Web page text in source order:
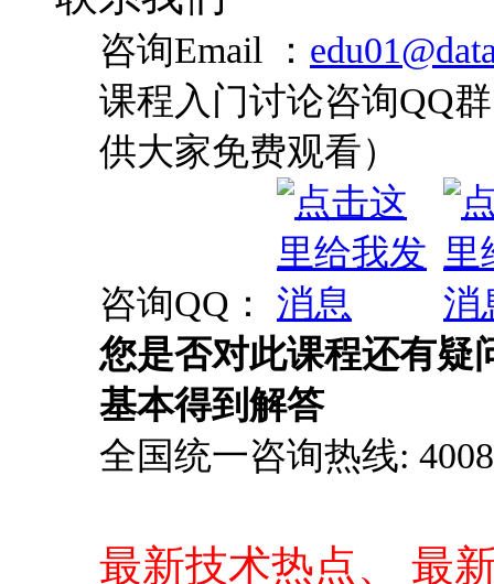
咨询Email ：
课程入门讨论咨询QQ
供大家免费观看）
咨询QQ：
您是否对此课程还有疑
基本得到解答
全国统一咨询热线:
最新技术热点、 最